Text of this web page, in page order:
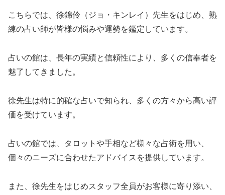
こちらでは、徐錦伶（ジョ・キンレイ）先生をはじめ、熟
練の占い師が皆様の悩みや運勢を鑑定しています。
占いの館は、長年の実績と信頼性により、多くの信奉者を
魅了してきました。
徐先生は特に的確な占いで知られ、多くの方々から高い評
価を受けています。
占いの館では、タロットや手相など様々な占術を用い、
個々のニーズに合わせたアドバイスを提供しています。
また、徐先生をはじめスタッフ全員がお客様に寄り添い、